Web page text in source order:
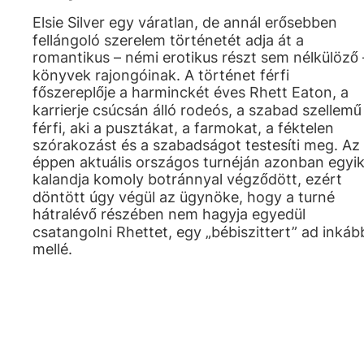
Elsie Silver egy váratlan, de annál erősebben
fellángoló szerelem történetét adja át a
romantikus – némi erotikus részt sem nélkülöző
könyvek rajongóinak. A történet férfi
főszereplője a harminckét éves Rhett Eaton, a
karrierje csúcsán álló rodeós, a szabad szellemű
férfi, aki a pusztákat, a farmokat, a féktelen
szórakozást és a szabadságot testesíti meg. Az
éppen aktuális országos turnéján azonban egyik
kalandja komoly botránnyal végződött, ezért
döntött úgy végül az ügynöke, hogy a turné
hátralévő részében nem hagyja egyedül
csatangolni Rhettet, egy „bébiszittert” ad
mellé.